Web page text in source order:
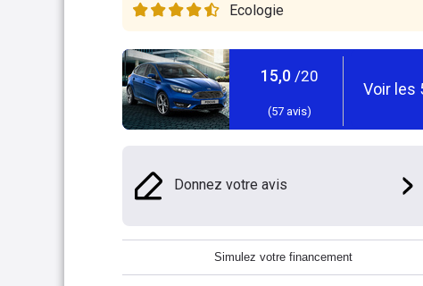
Ecologie
15,0 /20
(57 avis)
Voir les
Donnez votre avis
Simulez votre financement